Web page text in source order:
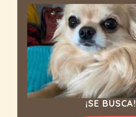
¡SE BUSCA!